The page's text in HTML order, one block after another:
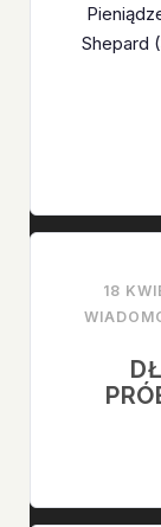
Shepard
18